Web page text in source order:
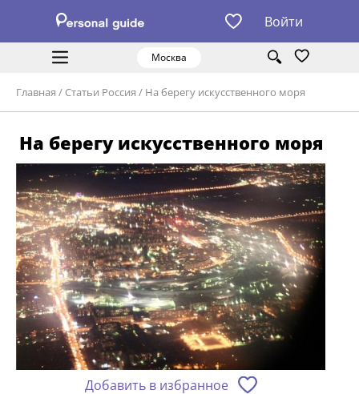
Войти
Москва
Главная / Статьи Россия / На берегу искусственного моря
На берегу искусственного моря
Добавить в избранное